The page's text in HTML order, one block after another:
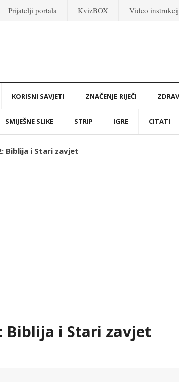
Prijatelji portala KvizBOX Video
KORISNI SAVJETI ZNAČENJE RIJEČI
SMIJEŠNE SLIKE STRIP IGRE CITATI
Biblija i Stari zavjet
Biblija i Stari zavjet